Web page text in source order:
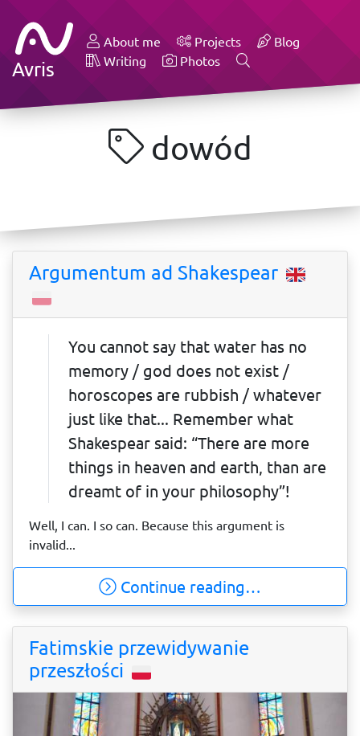
Avris
About me Projects
Blog
Writing
Photos
dowód
Argumentum ad Shakespear
You cannot say that water has no
memory / god does not exist /
horoscopes are rubbish / whatever
just like that... Remember what
Shakespear said: “There are more
things in heaven and earth, than are
dreamt of in your philosophy”!
Well, I can. I so can. Because this argument is
invalid...
Continue reading…
Fatimskie przewidywanie
przeszłości